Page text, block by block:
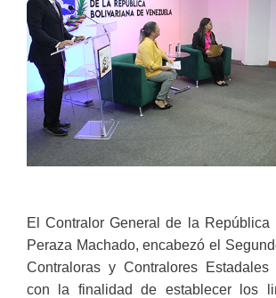
El Contralor General de la República
Peraza Machado, encabezó el
Contraloras y Contralores Estadales
con la finalidad de establecer los